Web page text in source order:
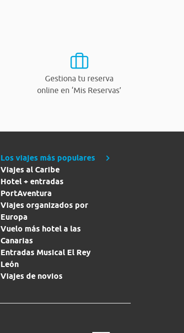
Gestiona tu reserva
online en ‘Mis Reservas’
Los viajes más populares
Viajes al Caribe
Hotel + entradas
PortAventura
Viajes organizados por
Europa
Vuelo más hotel a las
Canarias
Entradas Musical El Rey
León
Viajes de novios